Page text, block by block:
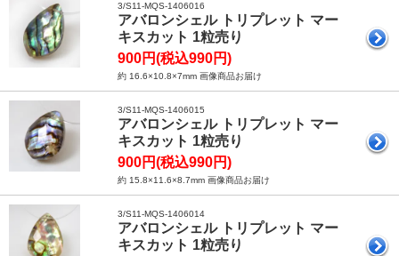
3/S11-MQS-1406016
アバロンシェル トリプレット マー
キスカット 1粒売り
900円(税込990円)
約 16.6×10.8×7mm 画像商品お届け
3/S11-MQS-1406015
アバロンシェル トリプレット マー
キスカット 1粒売り
900円(税込990円)
約 15.8×11.6×8.7mm 画像商品お届け
3/S11-MQS-1406014
アバロンシェル トリプレット マー
キスカット 1粒売り